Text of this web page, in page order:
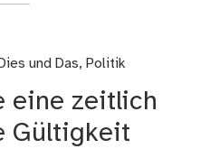
Dies und Das, Politik
eine zeitlich
Gültigkeit